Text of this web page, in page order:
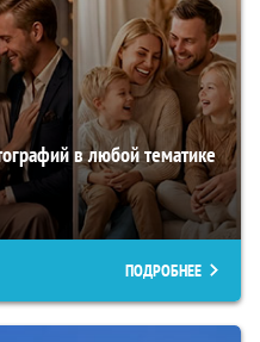
в любой тематике
ПОДРОБНЕЕ